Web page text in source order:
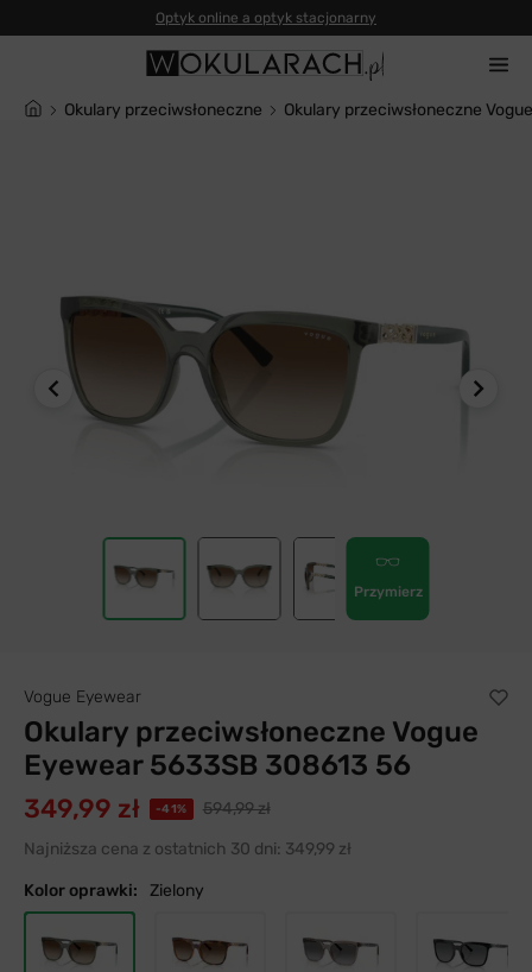
Optyk online a optyk stacjonarny
Okulary przeciwsłoneczne Okulary przeciwsłoneczne
Przymierz
Vogue Eyewear
Okulary przeciwsłoneczne Vogue
Eyewear 5633SB 308613 56
349,99 zł -41%
594,99 zł
Najniższa cena z ostatnich 30 dni: 349,99 zł
Kolor oprawki: Zielony